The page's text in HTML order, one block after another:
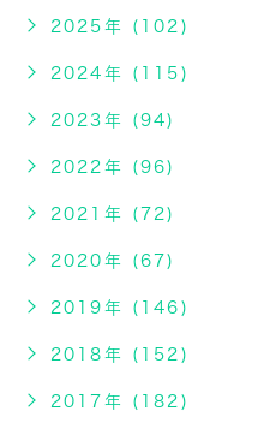
2025年 (102)
2024年 (115)
2023年 (94)
2022年 (96)
2021年 (72)
2020年 (67)
2019年 (146)
2018年 (152)
2017年 (182)